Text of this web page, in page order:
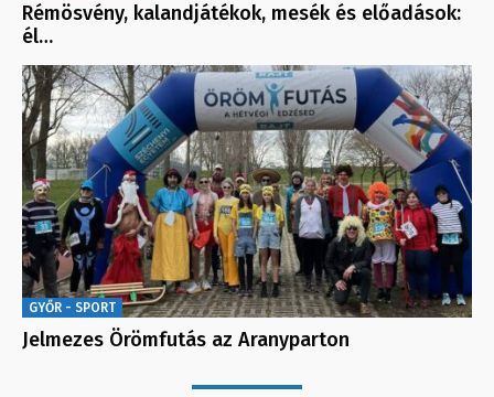
Rémösvény, kalandjátékok, mesék és előadások:
él…
GYŐR - SPORT
Jelmezes Örömfutás az Aranyparton